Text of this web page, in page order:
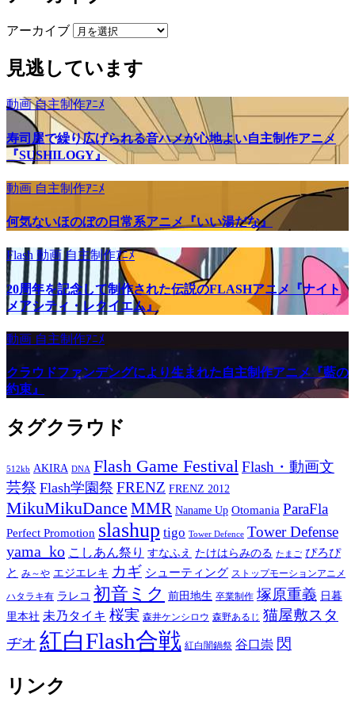
アーカイブ
見逃しています
動画自主制作ｱﾆﾒ
寿司屋で繰り広げられる音ハメが心地よい自主制作アニメ
『SUSHILOGY』
動画 自主制作ｱﾆﾒ
何気ないほのぼの日常系アニメ『いい湯だな』
Flash 動画自主制作ｱﾆﾒ
20周年を記念して制作された伝説のFLASHアニメ『ナイト
メアシティ・レクイエム』
動画 自主制作ｱﾆﾒ
クラウドファンデングにより生まれた自主制作アニメ『藍の
約束』
タグクラウド
512kb AKIRA DNA Flash Game FestivalFlash・動画文
芸祭 Flash学園祭 FRENZ FRENZ 2012
MikuMikuDance MMR Naname Up Otomania ParaFla
Perfect Promotion slashup tigo Tower Defence Tower Defense
yama_ko こしあん祭り すなふえ たけはらみのる たまご ぴろぴ
と み～や エジエレキ カギ シューティング ストップモーションアニメ
ハタラキ有 ラレコ 初音ミク 前田地生 卒業制作 塚原重義 日暮
里本社 未乃タイキ 桜実 森井ケンシロウ 森野あるじ 猫屋敷スタ
ヂオ 紅白Flash合戦 紅白闇鍋祭 谷口崇 閃
リンク